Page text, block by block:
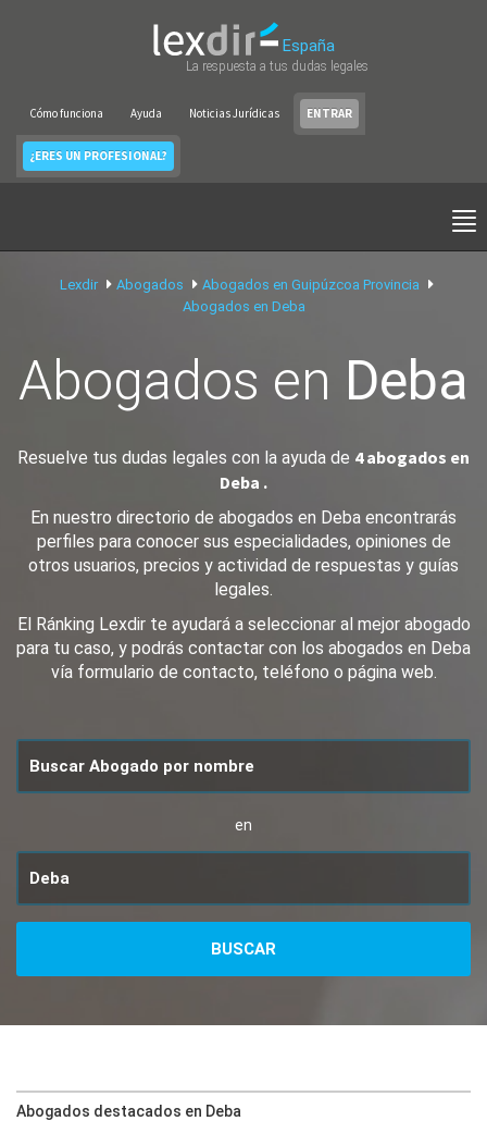
España
La respuesta a tus dudas legales
Cómo funciona Ayuda Noticias Jurídicas ENTRAR
¿ERES UN PROFESIONAL?
Lexdir Abogados
Abogados en Guipúzcoa Provincia
Abogados en Deba
Abogados en Deba
Resuelve tus dudas legales con la ayuda de 4 abogados en
Deba .
En nuestro directorio de abogados en Deba encontrarás
perfiles para conocer sus especialidades, opiniones de
otros usuarios, precios y actividad de respuestas y guías
legales.
El Ránking Lexdir te ayudará a seleccionar al mejor abogado
para tu caso, y podrás contactar con los abogados en Deba
vía formulario de contacto, teléfono o página web.
en
Abogados destacados en Deba